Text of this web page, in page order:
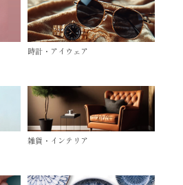
時計・アイウェア
雑貨・インテリア